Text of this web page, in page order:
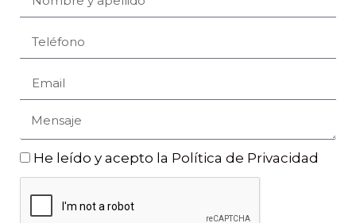
He leído y acepto la Política de Privacidad